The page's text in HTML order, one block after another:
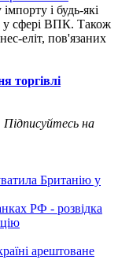
і будь-які
у сфері ВПК. Також
еліт, пов'язаних
торгівлі
Підписуйтесь на
Британію у
РФ - розвідка
арештоване